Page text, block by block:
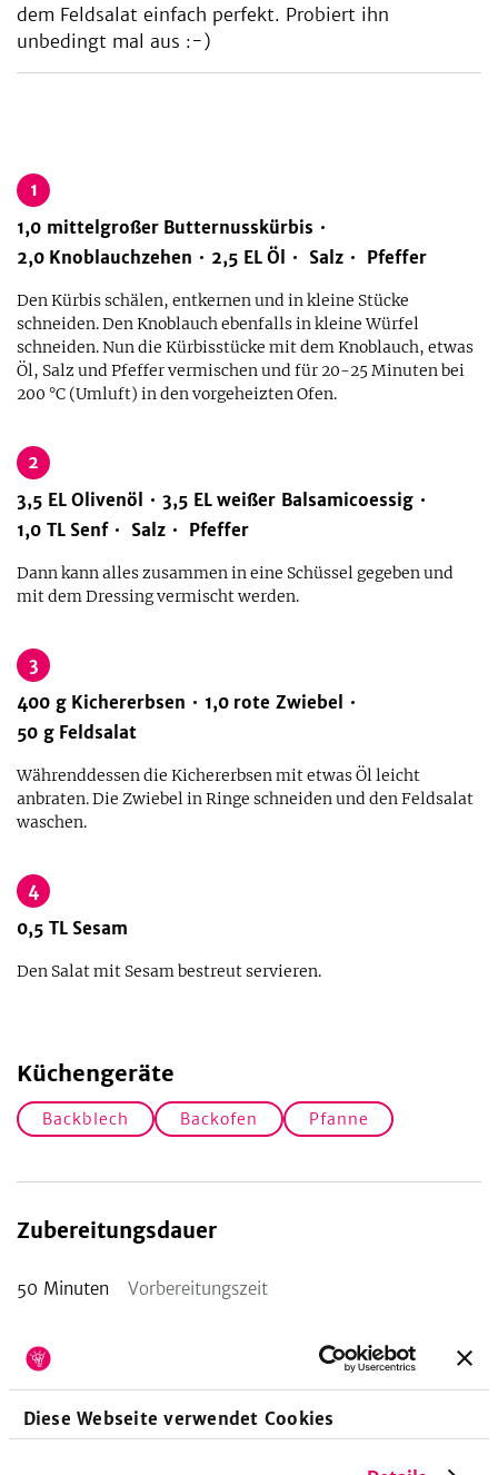
Diese Webseite verwendet Cookies
dem Feldsalat einfach perfekt. Probiert ihn
unbedingt mal aus :-)
1
1,0 mittelgroßer Butternusskürbis
2,0 Knoblauchzehen 2,5 EL Öl Salz Pfeffer
Den Kürbis schälen, entkernen und in kleine Stücke
schneiden. Den Knoblauch ebenfalls in kleine Würfel
schneiden. Nun die Kürbisstücke mit dem Knoblauch, etwas
Öl, Salz und Pfeffer vermischen und für 20-25 Minuten bei
200 °C (Umluft) in den vorgeheizten Ofen.
2
3,5 EL Olivenöl 3,5 EL weißer Balsamicoessig
1,0 TL Senf Salz Pfeffer
Dann kann alles zusammen in eine Schüssel gegeben und
mit dem Dressing vermischt werden.
3
400 g Kichererbsen 1,0 rote Zwiebel
50 g Feldsalat
Währenddessen die Kichererbsen mit etwas Öl leicht
anbraten. Die Zwiebel in Ringe schneiden und den Feldsalat
waschen.
4
0,5 TL Sesam
Den Salat mit Sesam bestreut servieren.
Küchengeräte
Backblech Backofen Pfanne
Zubereitungsdauer
50 Minuten Vorbereitungszeit
Nährwerte pro Portion